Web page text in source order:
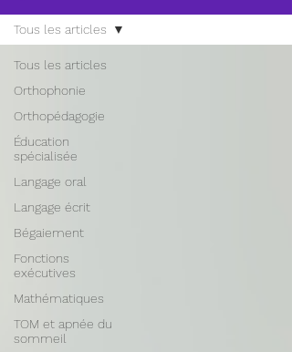
Tous les articles
Orthophonie
Orthopédagogie
Éducation
spécialisée
Langage oral
Langage écrit
Bégaiement
Fonctions
exécutives
Mathématiques
TOM et apnée du
sommeil
Tous les articles